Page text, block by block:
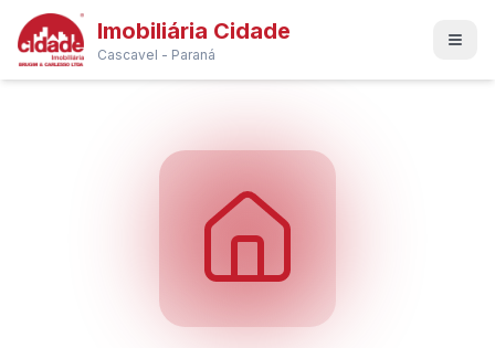
Imobiliária Cidade
Cascavel - Paraná